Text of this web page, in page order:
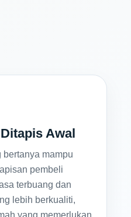
Awal
bertanya mampu
pembeli
terbuang dan
lebih berkualiti,
yang memerlukan